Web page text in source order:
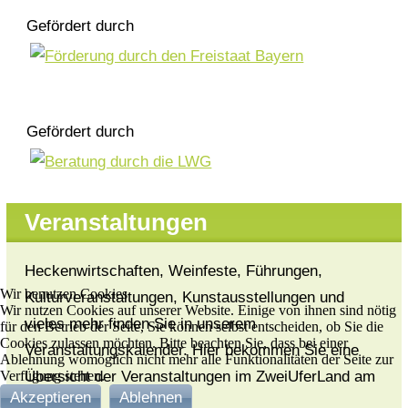
Gefördert durch
Gefördert durch
Veranstaltungen
Heckenwirtschaften, Weinfeste, Führungen,
Kulturveranstaltungen, Kunstausstellungen und
vieles mehr finden Sie in unserem
Veranstaltungskalender. Hier bekommen Sie eine
Übersicht der Veranstaltungen im ZweiUferLand am
Main
Wir benutzen Cookies
Wir nutzen Cookies auf unserer Website. Einige von ihnen sind nötig
für den Betrieb der Seite, Sie können selbst entscheiden, ob Sie die
Cookies zulassen möchten. Bitte beachten Sie, dass bei einer
Ablehnung womöglich nicht mehr alle Funktionalitäten der Seite zur
Verfügung stehen.
Akzeptieren Ablehnen